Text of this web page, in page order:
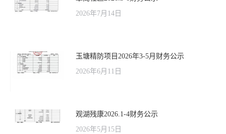
2026年7月14日
玉塘精防项目2026年3-5月财务公示
2026年6月11日
观湖残康2026.1-4财务公示
2026年5月15日